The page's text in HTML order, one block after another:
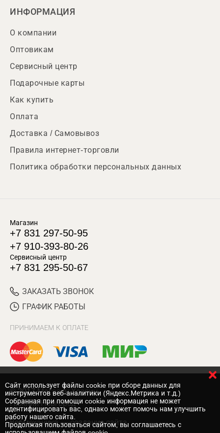
ИНФОРМАЦИЯ
О компании
Оптовикам
Сервисный центр
Подарочные карты
Как купить
Оплата
Доставка / Самовывоз
Правила интернет-торговли
Политика обработки персональных данных
Магазин
+7 831 297-50-95
+7 910-393-80-26
Сервисный центр
+7 831 295-50-67
ЗАКАЗАТЬ ЗВОНОК
ГРАФИК РАБОТЫ
ПРИНИМАЕМ К ОПЛАТЕ
© 2017 Магазин Хозяин
Нижний Новгород
Вебмеханика — создание сайта
Cайт использует файлы cookie при сборе данных для
инструментов веб-аналитики (Яндекс.Метрика и т.д.)
Собранная при помощи cookie информация не может
идентифицировать вас, однако может помочь нам улучшить
работу нашего сайта.
Продолжая пользоваться сайтом, вы соглашаетесь с